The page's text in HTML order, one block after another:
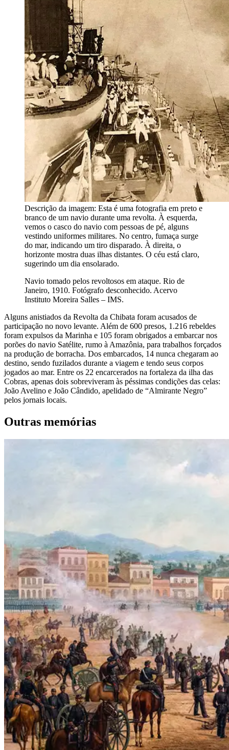
Descrição da imagem: Esta é uma fotografia em preto e
branco de um navio durante uma revolta. À esquerda,
vemos o casco do navio com pessoas de pé, alguns
vestindo uniformes militares. No centro, fumaça surge
do mar, indicando um tiro disparado. À direita, o
horizonte mostra duas ilhas distantes. O céu está claro,
sugerindo um dia ensolarado.
Navio tomado pelos revoltosos em ataque. Rio de
Janeiro, 1910. Fotógrafo desconhecido. Acervo
Instituto Moreira Salles – IMS.
Alguns anistiados da Revolta da Chibata foram acusados de
participação no novo levante. Além de 600 presos, 1.216 rebeldes
foram expulsos da Marinha e 105 foram obrigados a embarcar nos
porões do navio Satélite, rumo à Amazônia, para trabalhos forçados
na produção de borracha. Dos embarcados, 14 nunca chegaram ao
destino, sendo fuzilados durante a viagem e tendo seus corpos
jogados ao mar. Entre os 22 encarcerados na fortaleza da ilha das
Cobras, apenas dois sobreviveram às péssimas condições das celas:
João Avelino e João Cândido, apelidado de “Almirante Negro”
pelos jornais locais.
Outras memórias